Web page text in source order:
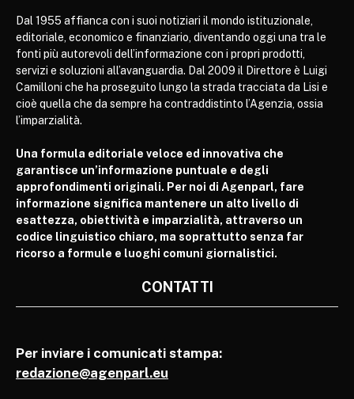
Dal 1955 affianca con i suoi notiziari il mondo istituzionale,
editoriale, economico e finanziario, diventando oggi una tra le
fonti più autorevoli dell’informazione con i propri prodotti,
servizi e soluzioni all’avanguardia. Dal 2009 il Direttore è Luigi
Camilloni che ha proseguito lungo la strada tracciata da Lisi e
cioè quella che da sempre ha contraddistinto l’Agenzia, ossia
l’imparzialità.
Una formula editoriale veloce ed innovativa che
garantisce un’informazione puntuale e degli
approfondimenti originali. Per noi di Agenparl, fare
informazione significa mantenere un alto livello di
esattezza, obiettività e imparzialità, attraverso un
codice linguistico chiaro, ma soprattutto senza far
ricorso a formule e luoghi comuni giornalistici.
CONTATTI
Per inviare i comunicati stampa:
redazione@agenparl.eu